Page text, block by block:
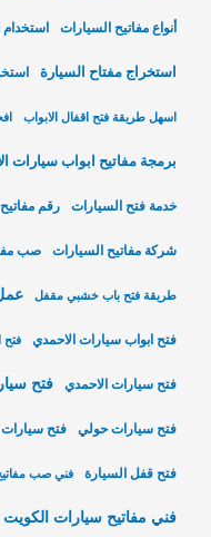
أنواع مفاتيح السيارات استخدام
استخراج مفتاح السيارة
اسهل طريقة فتح اقفال الابواب
برمجة مفاتيح ابواب سيارات
خدمة فتح السيارات رقم
شركة مفاتيح السيارات صب
طريقة فتح باب خشبي مقفل
فتح ابواب سيارات الاحمدي فتح
فتح سيارات الاحمدي فتح
فتح سيارات حولي فتح سيارات
فتح قفل السيارة فني صب
فني مفاتيح سيارات الكويت